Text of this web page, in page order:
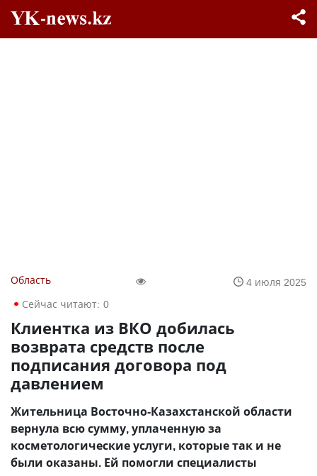
Область
4 июля 2025
Сейчас читают: 0
Клиентка из ВКО добилась
возврата средств после
подписания договора под
давлением
Жительница Восточно-Казахстанской области
вернула всю сумму, уплаченную за
косметологические услуги, которые так и не
были оказаны. Ей помогли специалисты